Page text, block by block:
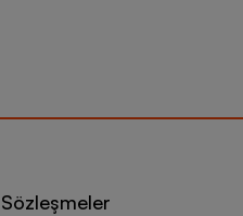
Sözleşmeler